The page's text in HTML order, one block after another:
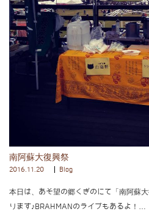
南阿蘇大復興祭
2016.11.20 Blog
本日は、あそ望の郷くぎのにて「南阿蘇
ります♪BRAHMANのライブもあるよ！…